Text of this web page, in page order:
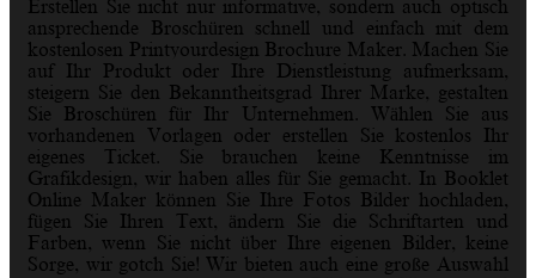
Erstellen Sie nicht nur informative, sondern auch optisch
ansprechende Broschüren schnell und einfach mit dem
kostenlosen Printyourdesign Brochure Maker. Machen Sie
auf Ihr Produkt oder Ihre Dienstleistung aufmerksam,
steigern Sie den Bekanntheitsgrad Ihrer Marke, gestalten
Sie Broschüren für Ihr Unternehmen. Wählen Sie aus
vorhandenen Vorlagen oder erstellen Sie kostenlos Ihr
eigenes Ticket. Sie brauchen keine Kenntnisse im
Grafikdesign, wir haben alles für Sie gemacht. In Booklet
Online Maker können Sie Ihre Fotos Bilder hochladen,
fügen Sie Ihren Text, ändern Sie die Schriftarten und
Farben, wenn Sie nicht über Ihre eigenen Bilder, keine
Sorge, wir gotch Sie! Wir bieten auch eine große Auswahl